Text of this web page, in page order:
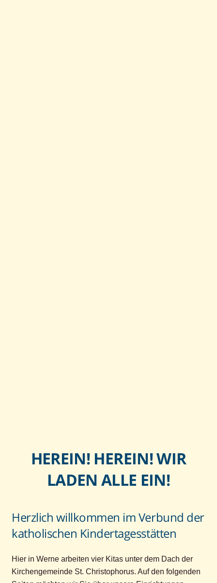
HEREIN! HEREIN! WIR
LADEN ALLE EIN!
Herzlich willkommen im Verbund der
katholischen Kindertagesstätten
Hier in Werne arbeiten vier Kitas unter dem Dach der
Kirchengemeinde St. Christophorus. Auf den folgenden